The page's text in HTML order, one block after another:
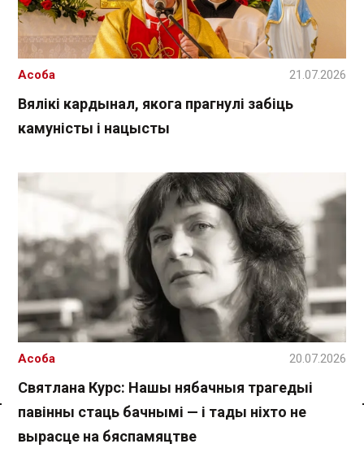
Спасылка без VPN
Вялікі кардынал, якога прагнулі забіць
камуністы і нацысты
Асоба 21.07.2026
Святлана Курс: Нашы нябачныя трагедыі
павінны стаць бачнымі — і тады ніхто не
вырасце на бяспамяцтве
Асоба 20.07.2026